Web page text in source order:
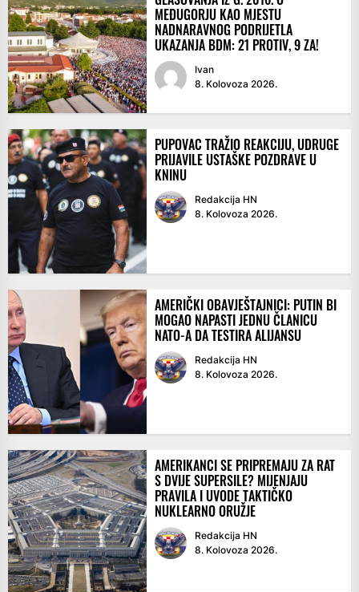
MEĐUGORJU KAO MJESTU
NADNARAVNOG PODRIJETLA
UKAZANJA BDM: 21 PROTIV, 9 ZA!
Ivan
8. Kolovoza 2026.
PUPOVAC TRAŽIO REAKCIJU, UDRUGE
PRIJAVILE USTAŠKE POZDRAVE U
KNINU
Redakcija HN
8. Kolovoza 2026.
AMERIČKI OBAVJEŠTAJNICI: PUTIN BI
MOGAO NAPASTI JEDNU ČLANICU
NATO-A DA TESTIRA ALIJANSU
Redakcija HN
8. Kolovoza 2026.
AMERIKANCI SE PRIPREMAJU ZA RAT
S DVIJE SUPERSILE? MIJENJAJU
PRAVILA I UVODE TAKTIČKO
NUKLEARNO ORUŽJE
Redakcija HN
8. Kolovoza 2026.